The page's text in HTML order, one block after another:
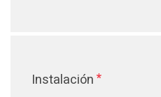
Instalación *